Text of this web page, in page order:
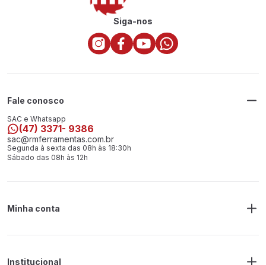
Siga-nos
Fale conosco
SAC e Whatsapp
(47) 3371- 9386
sac@rmferramentas.com.br
Segunda à sexta das 08h às 18:30h
Sábado das 08h às 12h
Minha conta
Endereço de Entrega
Institucional